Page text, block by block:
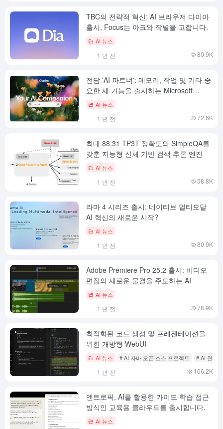
TBC의 전략적 혁신: AI 브라우저 다이아
출시, Focus는 아크와 작별을 고합니다.
AI 뉴스
1 년 전 80.9K
전담 'AI 파트너': 메모리, 작업 및 기타 중
요한 새 기능을 출시하는 Microsoft
CopilotAI 뉴스
1 년 전 72.6K
최대 88.31 TP3T 정확도의 SimpleQA를
갖춘 지능형 신체 기반 검색 추론 엔진
AI 뉴스
1 년 전 58.8K
라마 4 시리즈 출시: 네이티브 멀티모달
AI 혁신의 새로운 시작?
AI 뉴스
1 년 전 80.9K
Adobe Premiere Pro 25.2 출시: 비디오
편집의 새로운 물결을 주도하는 AI
AI 뉴스
1 년 전 78.9K
최적화된 코드 생성 및 프레젠테이션을
위한 개방형 WebUI
AI 뉴스 # AI 자바 오픈 소스 프로젝트 # AI 현지
1 년 전 106.2K
앤트로픽, AI를 활용한 가이드 학습 접근
방식인 교육용 클라우드를 출시합니다.
AI 뉴스